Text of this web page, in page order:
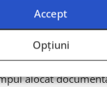
Accept
Opțiuni
investigatii mai
si contextul
documentatiei si
a rapoartelor de
alocat